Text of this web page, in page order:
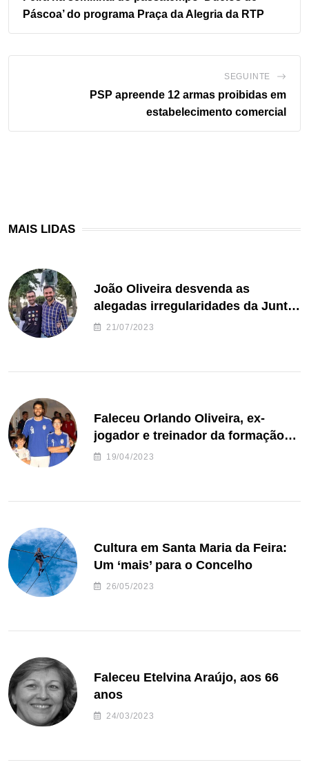
Páscoa’ do programa Praça da Alegria da RTP
SEGUINTE
PSP apreende 12 armas proibidas em
estabelecimento comercial
MAIS LIDAS
João Oliveira desvenda as
alegadas irregularidades da Junta
de Freguesia S. João de Ver
21/07/2023
Faleceu Orlando Oliveira, ex-
jogador e treinador da formação
de andebol do Feirense
19/04/2023
Cultura em Santa Maria da Feira:
Um ‘mais’ para o Concelho
26/05/2023
Faleceu Etelvina Araújo, aos 66
anos
24/03/2023